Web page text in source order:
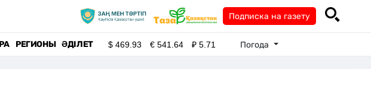
Подписка на газету
РЕГИОНЫ ӘДІЛЕТ $469.93 €541.64 ₽5.71 Погода